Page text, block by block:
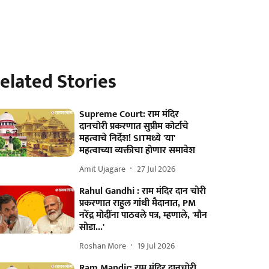
Stories
Supreme Court: राम मंदिर
दानचोरी प्रकरणात सुप्रीम कोर्टाचे
महत्वाचे निर्देश! SITमध्ये 'या'
महत्वाच्या व्यक्तीचा होणार समावेश
Amit Ujagare 27 Jul 2026
Rahul Gandhi : राम मंदिर दान चोरी
प्रकरणात राहुल गांधी मैदानात, PM
नरेंद्र मोदींना पाठवले पत्र, म्हणाले, 'मौन
सोडा...'
Roshan More 19 Jul 2026